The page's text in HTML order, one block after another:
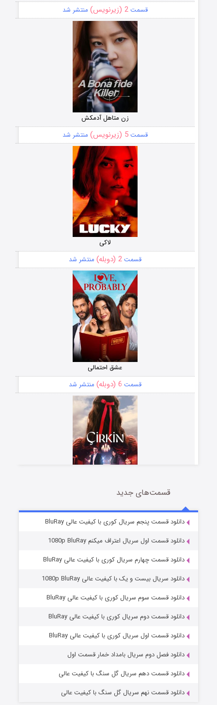
قسمت2 (زیرنویس) منتشر شد
زن متاهل آدمکش
قسمت5 (زیرنویس) منتشر شد
لاکی
قسمت2 (دوبله) منتشر شد
عشق احتمالی
قسمت 6 (دوبله) منتشر شد
سریال زشت
قسمت5 (زیرنویس) منتشر شد
وستی ها
قسمت1 (زیرنویس) منتشر شد
قسمت‌های جدید
دانلود قسمت پنجم سریال کوری با کیفیت عالی BluRay
دانلود قسمت اول سریال اعتراف میکنم 1080p BluRay
دانلود قسمت چهارم سریال کوری با کیفیت عالی BluRay
دانلود سریال بیست و یک با کیفیت عالی 1080p BluRay
دانلود قسمت سوم سریال کوری با کیفیت عالی BluRay
دانلود قسمت دوم سریال کوری با کیفیت عالی BluRay
دانلود قسمت اول سریال کوری با کیفیت عالی BluRay
دانلود فصل دوم سریال بامداد خمار قسمت اول
دانلود قسمت دهم سریال گل سنگ با کیفیت عالی
دانلود قسمت نهم سریال گل سنگ با کیفیت عالی